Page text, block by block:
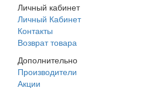
Личный кабинет
Личный Кабинет
Контакты
Возврат товара
Дополнительно
Производители
Акции